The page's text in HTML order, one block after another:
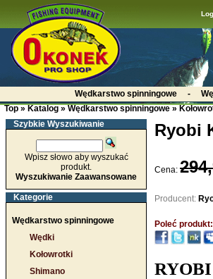
Wędkarstwo spinningowe -
Top » Katalog » Wędkarstwo spinningowe »
Szybkie Wyszukiwanie
Wpisz słowo aby wyszukać
produkt.
Wyszukiwanie Zaawansowane
Kategorie
Wędkarstwo spinningowe
Wędki
Kołowrotki
Shimano
Ryobi
Cena:
Producent:
Poleć produkt: